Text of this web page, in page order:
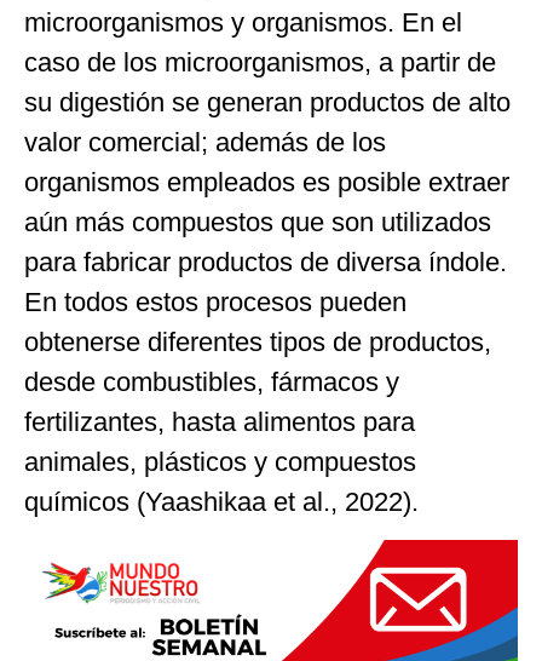
microorganismos y organismos. En el
caso de los microorganismos, a partir de
su digestión se generan productos de alto
valor comercial; además de los
organismos empleados es posible extraer
aún más compuestos que son utilizados
para fabricar productos de diversa índole.
En todos estos procesos pueden
obtenerse diferentes tipos de productos,
desde combustibles, fármacos y
fertilizantes, hasta alimentos para
animales, plásticos y compuestos
químicos (Yaashikaa et al., 2022).